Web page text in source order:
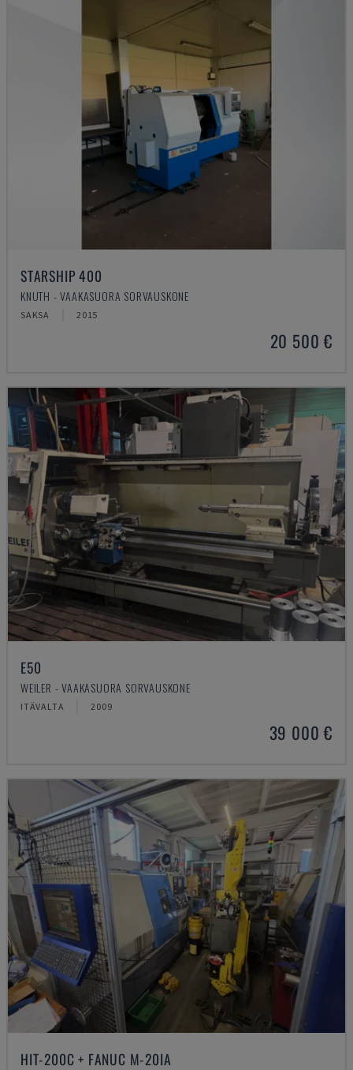
STARSHIP 400
KNUTH - VAAKASUORA SORVAUSKONE
SAKSA 2015
20 500 €
E50
WEILER - VAAKASUORA SORVAUSKONE
ITÄVALTA 2009
39 000 €
HIT-200C + FANUC M-20IA